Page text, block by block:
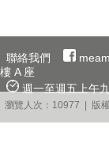
聯絡我們
樓 A 座
週一至週五上午
瀏覽人次：10977 | 版